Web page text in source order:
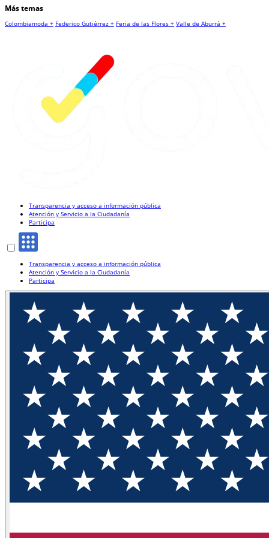
Más temas
Colombiamoda + Federico Gutiérrez + Feria de las Flores + Valle de Aburrá +
Transparencia y acceso a información pública
Atención y Servicio a la Ciudadanía
Participa
Transparencia y acceso a información pública
Atención y Servicio a la Ciudadanía
Participa